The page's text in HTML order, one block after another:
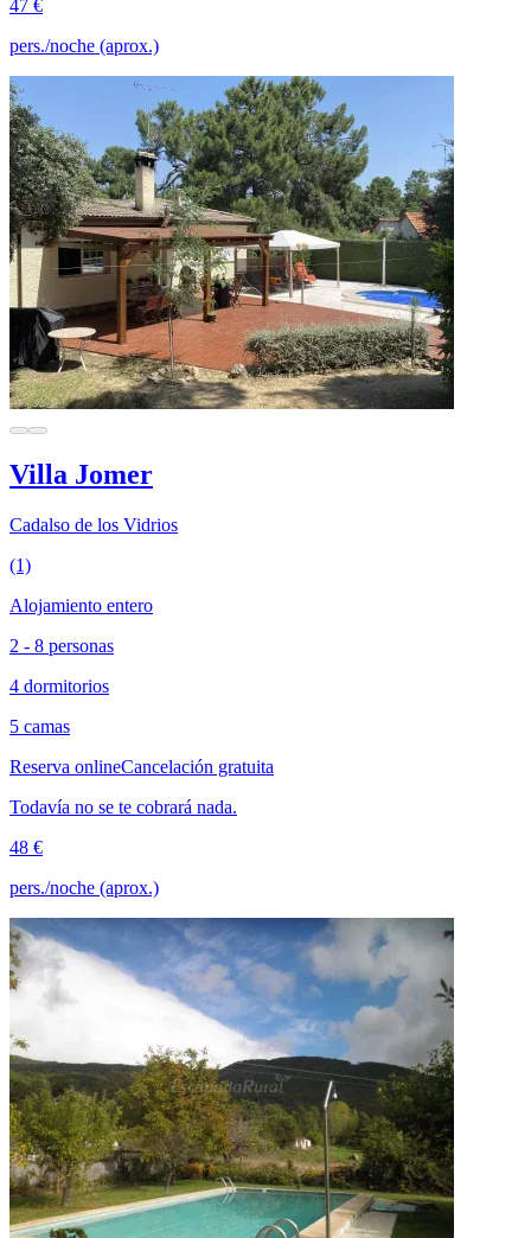
47 €
pers./noche (aprox.)
Villa Jomer
Cadalso de los Vidrios
(1)
Alojamiento entero
2 - 8 personas
4 dormitorios
5 camas
Reserva onlineCancelación gratuita
Todavía no se te cobrará nada.
48 €
pers./noche (aprox.)